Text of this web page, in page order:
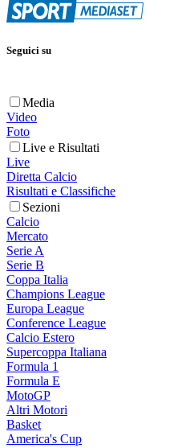
Seguici su
Media
Video
Foto
Live e Risultati
Live
Diretta Calcio
Risultati e Classifiche
Sezioni
Calcio
Mercato
Serie A
Serie B
Coppa Italia
Champions League
Europa League
Conference League
Calcio Estero
Supercoppa Italiana
Formula 1
Formula E
MotoGP
Altri Motori
Basket
America's Cup